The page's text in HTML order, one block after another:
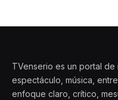
TVenserio es un portal de
espectáculo, música,
enfoque claro, crítico,